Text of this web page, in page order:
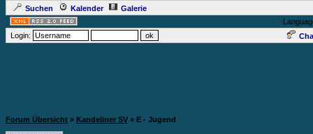
Suchen Kalender
Galerie
Login:
Forum Übersicht » Kandeliner SV » E - Jugend